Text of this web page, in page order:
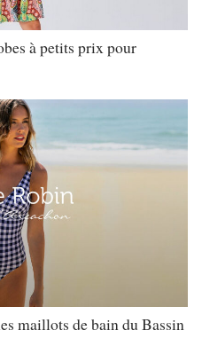
à petits prix pour
maillots de bain du Bassin